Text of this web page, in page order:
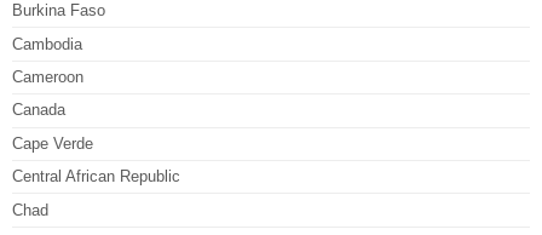
Burkina Faso
Cambodia
Cameroon
Canada
Cape Verde
Central African Republic
Chad